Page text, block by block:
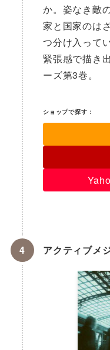
か。姿なき敵
家と国家のは
つ分け入って
緊張感で描き
ーズ第3巻。
ショップで探す：
アクティブメ